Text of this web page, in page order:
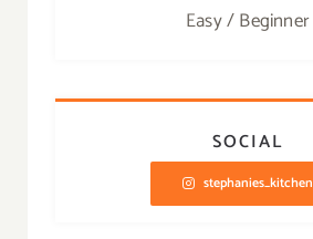
Easy / Beginner
SOCIAL
stephanies_kitchen